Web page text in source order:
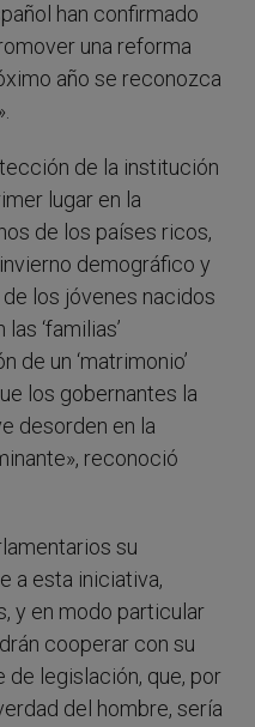
han confirmado
una reforma
año se reconozca
de la institución
lugar en la
de los países ricos,
demográfico y
los jóvenes nacidos
‘familias’
de un ‘matrimonio’
los gobernantes la
desorden en la
reconoció
su
a esta iniciativa,
y en modo particular
cooperar con su
de legislación, que, por
del hombre, sería